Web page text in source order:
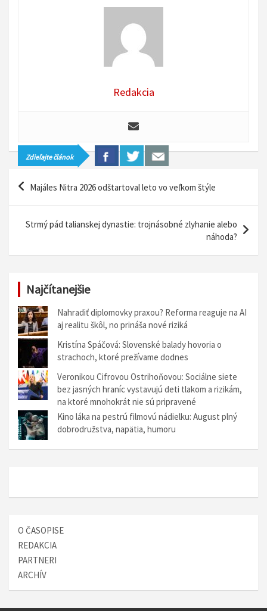
Redakcia
Zdieľajte článok
g
k
Majáles Nitra 2026 odštartoval leto vo veľkom štýle
Strmý pád talianskej dynastie: trojnásobné zlyhanie alebo
náhoda?
Najčítanejšie
Nahradiť diplomovky praxou? Reforma reaguje na AI
aj realitu škôl, no prináša nové riziká
Kristína Spáčová: Slovenské balady hovoria o
strachoch, ktoré prežívame dodnes
Veronikou Cifrovou Ostrihoňovou: Sociálne siete
bez jasných hraníc vystavujú deti tlakom a rizikám,
na ktoré mnohokrát nie sú pripravené
Kino láka na pestrú filmovú nádielku: August plný
dobrodružstva, napätia, humoru
O ČASOPISE
REDAKCIA
PARTNERI
ARCHÍV